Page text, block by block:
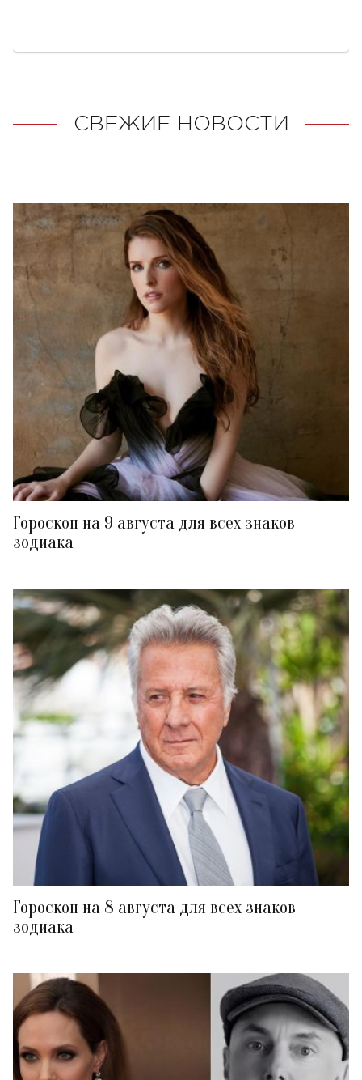
СВЕЖИЕ НОВОСТИ
Гороскоп на 9 августа для всех знаков
зодиака
Гороскоп на 8 августа для всех знаков
зодиака